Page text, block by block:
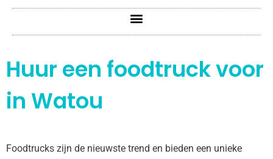
Huur een foodtruck voor
in Watou
Foodtrucks zijn de nieuwste trend en bieden een unieke